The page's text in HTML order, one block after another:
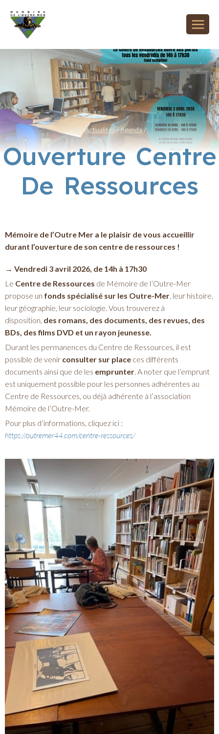
Actualités/Agenda/
Ouverture Centre
De Ressources
Mémoire de l’Outre Mer a le plaisir de vous accueillir
durant l’ouverture de son centre de ressources !
→ Vendredi 3 avril 2026, de 14h à 17h30
Le Centre de Ressources de Mémoire de l’Outre-Mer
propose un fonds spécialisé sur les Outre-Mer, leur histoire,
leur géographie, leur sociologie. Vous trouverez à
disposition, des romans, des documents, des revues, des
BDs, des films DVD et un rayon jeunesse.
Durant les permanences du Centre de Ressources, il est
possible de venir consulter sur place ces différents
documents ainsi que de les emprunter. A noter que l’emprunt
est uniquement possible pour les personnes adhérentes au
Centre de Ressources, ou déjà adhérente à l’association
Mémoire de l’Outre-Mer.
Pour plus d’informations, cliquez ici :
https://outremer44.com/centre-ressources/